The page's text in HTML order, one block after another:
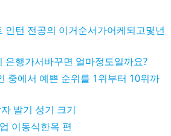
인턴 전공의 이거순서가어케되고몇년
은행가서바꾸면 얼마정도일까요?
중에서 예쁜 순위를 1위부터 10위까
발기 성기 크기
이동식한옥 편